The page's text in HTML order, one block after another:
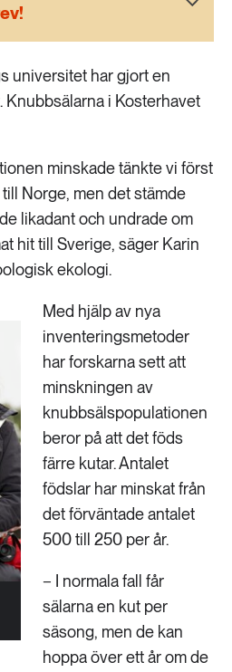
universitet har gjort en
i Kosterhavet
minskade tänkte vi först
Norge, men det stämde
likadant och undrade om
hit till Sverige, säger Karin
ekologi.
Med hjälp av nya
inventeringsmetoder
har forskarna sett att
minskningen av
knubbsälspopulationen
beror på att det föds
färre kutar. Antalet
födslar har minskat från
det förväntade antalet
500 till 250 per år.
− I normala fall får
sälarna en kut per
säsong, men de kan
hoppa över ett år om de